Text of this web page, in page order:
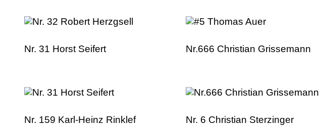
Nr. 31 Horst Seifert Nr.666 Christian Grissemann
Nr. 159 Karl-Heinz Rinklef Nr. 6 Christian Sterzinger